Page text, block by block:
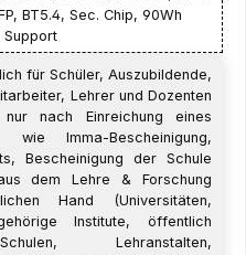
BT5.4, Sec. Chip, 90Wh
Support
für Schüler, Auszubildende,
Lehrer und Dozenten
nach Einreichung eines
wie Imma-Bescheinigung,
Bescheinigung der Schule
dem Lehre & Forschung
Hand (Universitäten,
Institute, öffentlich
Lehranstalten,